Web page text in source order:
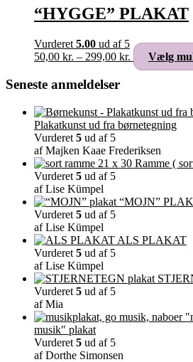
“HYGGE” PLAKAT
Vurderet 5.00 ud af 5
50,00 kr. – 299,00 kr. Prisinterval:
50,00 kr.
Vælg
Seneste anmeldelser
Plakatkunst ud fra børnetegning
Vurderet 5 ud af 5
af Majken Kaae Frederiksen
Ramme (
Vurderet 5 ud af 5
af Lise Kümpel
“MOJN”
Vurderet 5 ud af 5
af Lise Kümpel
ALS PLAKAT
Vurderet 5 ud af 5
af Lise Kümpel
Vurderet 5 ud af 5
af Mia
musik" plakat
Vurderet 5 ud af 5
af Dorthe Simonsen